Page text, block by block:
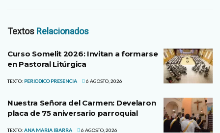
Textos Relacionados
Curso Somelit 2026: Invitan a formarse
en Pastoral Litúrgica
TEXTO: PERIODICO PRESENCIA 6 AGOSTO, 2026
Nuestra Señora del Carmen: Develaron
placa de 75 aniversario parroquial
TEXTO: ANA MARIA IBARRA 6 AGOSTO, 2026